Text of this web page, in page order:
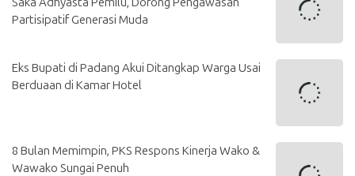
Partisipatif Generasi Muda
Eks Bupati di Padang Akui Ditangkap Warga Usai
Berduaan di Kamar Hotel
8 Bulan Memimpin, PKS Respons Kinerja Wako &
Wawako Sungai Penuh